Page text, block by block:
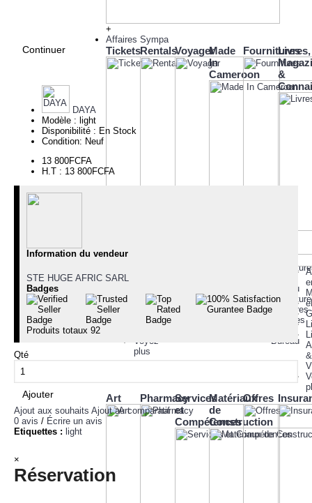
+
Affaires Sympa
Tickets
Trian
Ticket
Other
Voyez
plus
RentalsVoyagerMade
In
Cameroon
-
Tech
Fournitures
Bureau
Scolaires
Meubles
Bureau
Livres,
&
&
Art PharmacyServices
et
Compétences
Matériaux
de
Construction
Offres
Continuer
DAYA
Modèle : light
Disponibilité : En Stock
Condition: Neuf
13 800FCFA
H.T : 13 800FCFA
Information du vendeur
STE HUGE AFRIC SARL
Badges
Produits totaux 92
Qté
Ajouter
Ajout aux souhaits Ajout au comparatif
0 avis / Écrire un avis
Etiquettes : light
×
Réservation